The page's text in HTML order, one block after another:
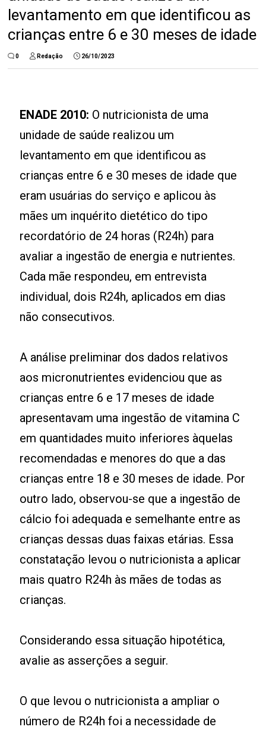
levantamento em que identificou as
crianças entre 6 e 30 meses de idade
0 Redação 26/10/2023
ENADE 2010: O nutricionista de uma
unidade de saúde realizou um
levantamento em que identificou as
crianças entre 6 e 30 meses de idade que
eram usuárias do serviço e aplicou às
mães um inquérito dietético do tipo
recordatório de 24 horas (R24h) para
avaliar a ingestão de energia e nutrientes.
Cada mãe respondeu, em entrevista
individual, dois R24h, aplicados em dias
não consecutivos.
A análise preliminar dos dados relativos
aos micronutrientes evidenciou que as
crianças entre 6 e 17 meses de idade
apresentavam uma ingestão de vitamina C
em quantidades muito inferiores àquelas
recomendadas e menores do que a das
crianças entre 18 e 30 meses de idade. Por
outro lado, observou-se que a ingestão de
cálcio foi adequada e semelhante entre as
crianças dessas duas faixas etárias. Essa
constatação levou o nutricionista a aplicar
mais quatro R24h às mães de todas as
crianças.
Considerando essa situação hipotética,
avalie as asserções a seguir.
O que levou o nutricionista a ampliar o
número de R24h foi a necessidade de